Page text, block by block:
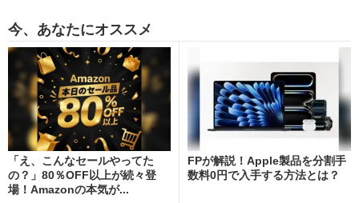
今、あなたにオススメ
「え、こんなセールやってた
の？」80％OFF以上が続々登
場！Amazonの本気が...
FPが解説！Apple製品を分割手
数料0円で入手する方法とは？